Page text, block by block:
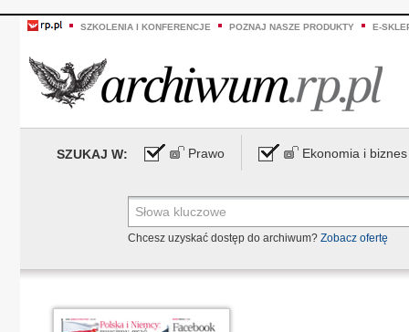
SZKOLENIA I KONFERENCJE POZNAJ NASZE PRODUKTY E-
SZUKAJ W: Prawo Ekonomia i biznes
Chcesz uzyskać dostęp do archiwum? Zobacz ofertę